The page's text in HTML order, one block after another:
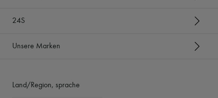
24S
Unsere Marken
Land/Region, sprache